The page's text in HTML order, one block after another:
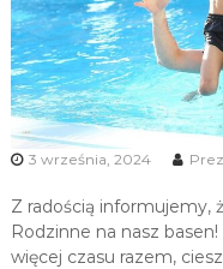
3 września, 2024
Z radością informujemy,
Rodzinne na nasz
więcej czasu razem,